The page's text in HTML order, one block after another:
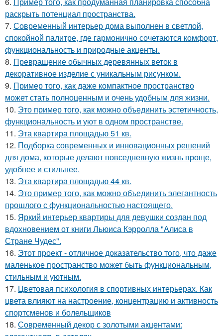
раскрыть потенциал пространства.
7. Современный интерьер дома выполнен в светлой,
спокойной палитре, где гармонично сочетаются комфорт,
функциональность и природные акценты.
8. Превращение обычных деревянных веток в
декоративное изделие с уникальным рисунком.
9. Пример того, как даже компактное пространство
может стать полноценным и очень удобным для жизни.
10. Это пример того, как можно объединить эстетичность,
функциональность и уют в одном пространстве.
11. Эта квартира площадью 51 кв.
12. Подборка современных и инновационных решений
для дома, которые делают повседневную жизнь проще,
удобнее и стильнее.
13. Эта квартира площадью 44 кв.
14. Это пример того, как можно объединить элегантность
прошлого с функциональностью настоящего.
15. Яркий интерьер квартиры для девушки создан под
вдохновением от книги Льюиса Кэрролла "Алиса в
Стране Чудес".
16. Этот проект - отличное доказательство того, что даже
маленькое пространство может быть функциональным,
стильным и уютным.
17. Цветовая психология в спортивных интерьерах. Как
цвета влияют на настроение, концентрацию и активность
спортсменов и болельщиков
18. Современный декор с золотыми акцентами: